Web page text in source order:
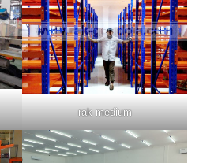
rak medium